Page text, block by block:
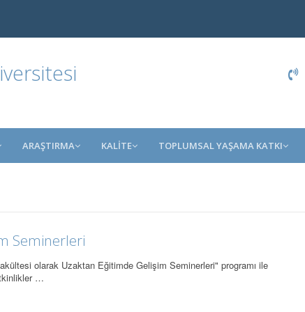
ARAŞTIRMA KALİTE TOPLUMSAL YAŞAMA KATKI
Seminerleri
olarak Uzaktan Eğitimde Gelişim Seminerleri" programı ile
…